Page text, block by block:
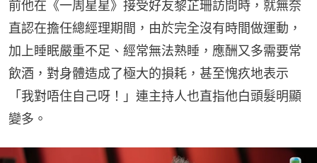
前他在《一周星星》接受好友黎芷珊訪問時，就無奈
直認在擔任總經理期間，由於完全沒有時間做運動，
加上睡眠嚴重不足、經常無法熟睡，應酬又多需要常
飲酒，對身體造成了極大的損耗，甚至愧疚地表示
「我對唔住自己呀！」連主持人也直指他白頭髮明顯
變多。